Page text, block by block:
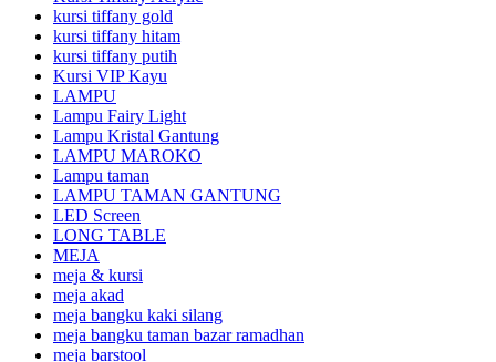
kursi tiffany gold
kursi tiffany hitam
kursi tiffany putih
Kursi VIP Kayu
LAMPU
Lampu Fairy Light
Lampu Kristal Gantung
LAMPU MAROKO
Lampu taman
LAMPU TAMAN GANTUNG
LED Screen
LONG TABLE
MEJA
meja & kursi
meja akad
meja bangku kaki silang
meja bangku taman bazar ramadhan
meja barstool